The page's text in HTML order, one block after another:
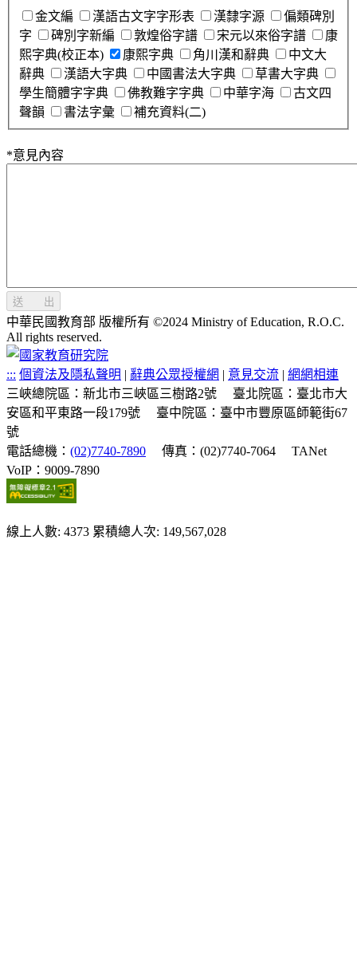
金文編
漢語古文字字形表 漢隸字源
偏類碑別
字
碑別字新編 敦煌俗字譜 宋元以來俗字譜
康
熙字典(校正本)
康熙字典 角川漢和辭典
中文大
辭典
漢語大字典 中國書法大字典
草書大字典
學生簡體字字典
佛教難字字典 中華字海
古文四
聲韻
書法字彙 補充資料(二)
*意見內容
送 出
中華民國教育部 版權所有 ©2024 Ministry of Education, R.O.C.
All rights reserved.
::: 個資法及隱私聲明 | 辭典公眾授權網 | 意見交流 | 網網相連
三峽總院區：新北市三峽區三樹路2號
臺北院區：臺北市大
安區和平東路一段179號
臺中院區：臺中市豐原區師範街67
號
電話總機： (02)7740-7890 傳真：(02)7740-7064
TANet
VoIP：9009-7890
線上人數: 4373 累積總人次: 149,567,028